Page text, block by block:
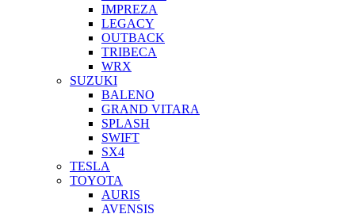
IMPREZA
LEGACY
OUTBACK
TRIBECA
WRX
SUZUKI
BALENO
GRAND VITARA
SPLASH
SWIFT
SX4
TESLA
TOYOTA
AURIS
AVENSIS